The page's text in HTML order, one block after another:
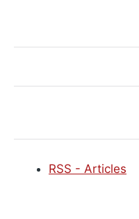
RSS - Articles